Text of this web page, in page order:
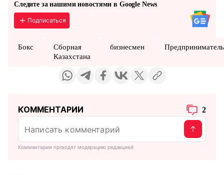
Следите за нашими новостями в Google News
Подписаться
Бокс
Сборная
Казахстана
бизнесмен
КОММЕНТАРИИ 2
Комментарии проходят модерацию редакцией